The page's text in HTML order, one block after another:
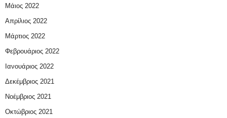
Μάιος 2022
Απρίλιος 2022
Μάρτιος 2022
Φεβρουάριος 2022
Ιανουάριος 2022
Δεκέμβριος 2021
Νοέμβριος 2021
Οκτώβριος 2021